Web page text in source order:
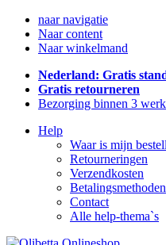
naar navigatie
Naar content
Naar winkelmand
Nederland: Gratis
Gratis retourneren
Bezorging binnen 3
Help
Waar is mijn
Retourneringen
Verzendkosten
Betalingsmethoden
Contact
Alle help-thema`s